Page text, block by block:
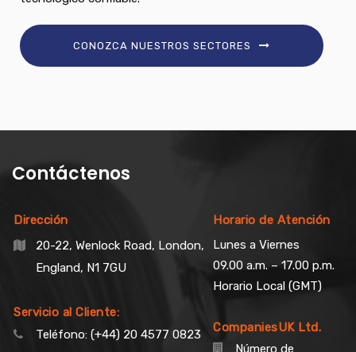
CONOZCA NUESTROS SECTORES
Contáctenos
Dirección
Horario de Atención
20-22, Wenlock Road, London,
England, N1 7GU
Servicio al Cliente:
Teléfono: (+44) 20 4577 0823
Lunes a Viernes
09.00 a.m. – 17.00 p.m.
Horario Local (GMT)
CompaniesUK Ltd.
Número de